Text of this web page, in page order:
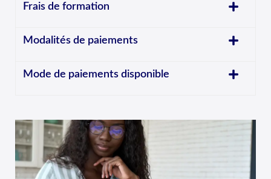
Frais de formation
Modalités de paiements
Mode de paiements disponible